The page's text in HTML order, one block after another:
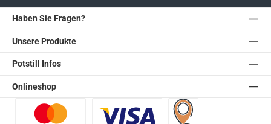
Haben Sie Fragen?
Unsere Produkte
Potstill Infos
Onlineshop